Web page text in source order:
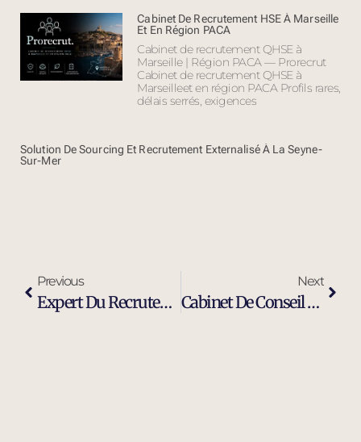
Cabinet De Recrutement HSE À Marseille
Et En Région PACA
Cabinet de recrutement QHSE à
Marseille | Région PACA — Prorecrut
Cabinet de recrutement QHSE à
Marseilleet en région PACA Profils rares,
délais serrés, exigences
Solution De Sourcing Et Recrutement Externalisé À La Seyne-
Sur-Mer
Previous
Expert Du Recrutement D’ingénieurs Et Cadres Dirigeants À Orange
Next
Cabinet De Conseil En Recrutement Spécialisé Indépendant À Carpentras